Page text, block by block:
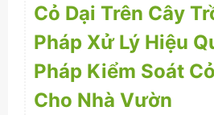
Cỏ Dại Trên Cây
Pháp Xử Lý Hiệu
Pháp Kiểm Soát
Cho Nhà Vườn